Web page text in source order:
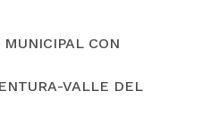
CON
VALLE DEL